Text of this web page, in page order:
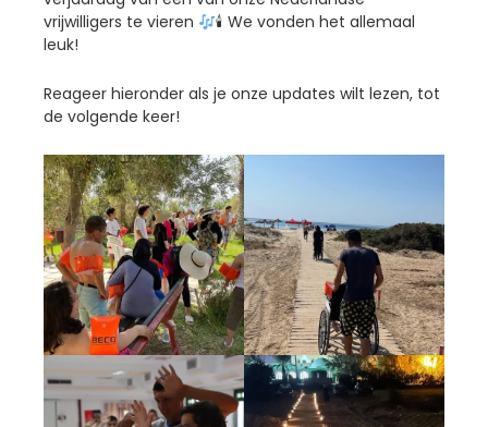
vrijwilligers te vieren
🕯 We vonden het allemaal
leuk!
Reageer hieronder als je onze updates wilt lezen, tot
de volgende keer!